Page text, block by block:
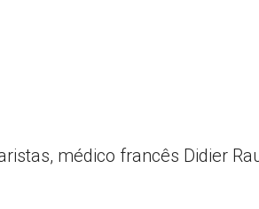
médico francês Didier